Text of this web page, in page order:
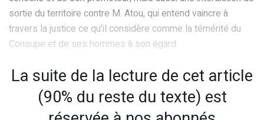
sortie du territoire contre M. Atou, qui entend vaincre à
travers la justice ce qu’il considère comme la témérité du
Consupe et de ses hommes à son égard.
La suite de la lecture de cet article
(90% du reste du texte) est